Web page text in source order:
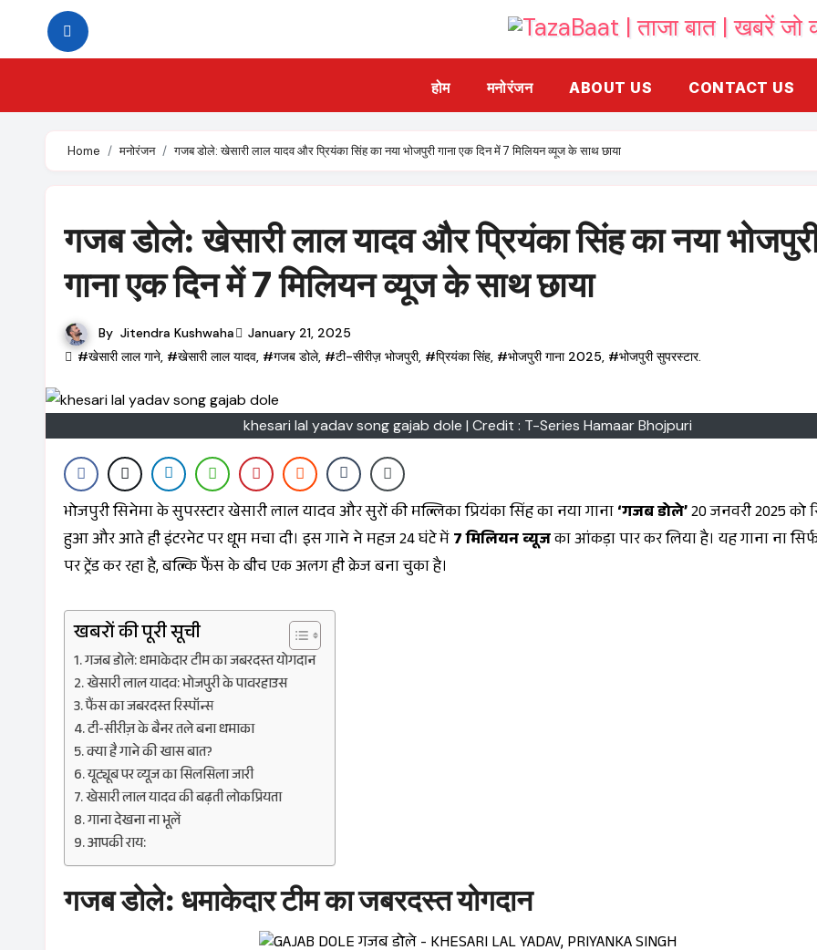
content
होम मनोरंजन ABOUT US CONTACT US
Home मनोरंजन गजब डोले: खेसारी लाल यादव और प्रियंका सिंह का नया भोजपुरी गाना एक दिन में 7 मिलियन व्यूज के साथ छाया
गजब डोले: खेसारी लाल यादव और प्रियंका सिंह का नया
गाना एक दिन में 7 मिलियन व्यूज के साथ छाया
By Jitendra Kushwaha
January 21, 2025
#खेसारी लाल गाने, #खेसारी लाल यादव, #गजब डोले, #टी-सीरीज़ भोजपुरी, #प्रियंका सिंह, #भोजपुरी गाना 2025, #भोजपुरी सुपरस्टार.
khesari lal yadav song gajab dole | Credit : T-Series Hamaar Bhojpuri
भोजपुरी सिनेमा के सुपरस्टार खेसारी लाल यादव और सुरों की मल्लिका प्रियंका सिंह का नया गाना‘गजब डोले’20 जनवरी 2025 को
हुआ और आते ही इंटरनेट पर धूम मचा दी। इस गाने ने महज 24 घंटे में7 मिलियन व्यूजका आंकड़ा पार कर लिया है। यह गाना ना
पर ट्रेंड कर रहा है, बल्कि फैंस के बीच एक अलग ही क्रेज बना चुका है।
खबरों की पूरी सूची
गजब डोले: धमाकेदार टीम का जबरदस्त योगदान
खेसारी लाल यादव: भोजपुरी के पावरहाउस
फैंस का जबरदस्त रिस्पॉन्स
टी-सीरीज़ के बैनर तले बना धमाका
क्या है गाने की खास बात?
यूट्यूब पर व्यूज का सिलसिला जारी
खेसारी लाल यादव की बढ़ती लोकप्रियता
गाना देखना ना भूलें
आपकी राय:
गजब डोले: धमाकेदार टीम का जबरदस्त योगदान